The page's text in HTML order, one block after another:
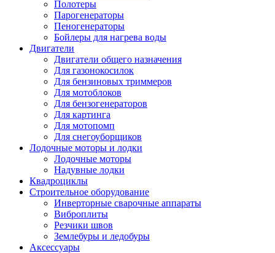
Полотеры
Парогенераторы
Пеногенераторы
Бойлеры для нагрева воды
Двигатели
Двигатели общего назначения
Для газонокосилок
Для бензиновых триммеров
Для мотоблоков
Для бензогенераторов
Для картинга
Для мотопомп
Для снегоуборщиков
Лодочные моторы и лодки
Лодочные моторы
Надувные лодки
Квадроциклы
Строительное оборудование
Инверторные сварочные аппараты
Виброплиты
Резчики швов
Землебуры и ледобуры
Аксессуары